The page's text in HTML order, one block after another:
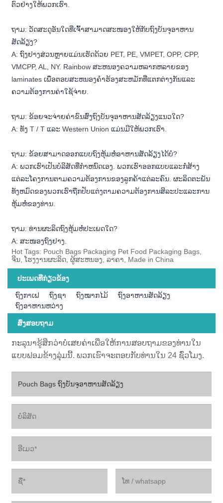
ຕົວຢ່າງໃຫ້ພວກເຮົາ.
ຖາມ: ວັດສະດຸອັນໃດທີ່ເຈົ້າສາມາດສະໜອງໃຫ້ກັບຖົງບັນຈຸອາຫານ
ສັດລ້ຽງ?
A: ຖົງຢາງສ່ວນຫຼາຍແມ່ນເຮັດດ້ວຍ PET, PE, VMPET, OPP, CPP,
VMCPP, AL, NY. Rainbow ສະຫນອງຄວາມຫລາກຫລາຍຂອງ
laminates ເພື່ອຕອບສະຫນອງຄໍາຮ້ອງສະຫມັກທີ່ແຕກຕ່າງກັນແລະ
ຄວາມຕ້ອງການຄ່າໃຊ້ຈ່າຍ.
ຖາມ: ຂ້ອຍຈະຈ່າຍຄ່າຂົນສົ່ງຖົງບັນຈຸອາຫານສັດລ້ຽງແນວໃດ?
A: ທັງ T / T ແລະ Western Union ແມ່ນມີໃຫ້ພວກເຮົາ.
ຖາມ: ຂ້ອຍສາມາດອອກແບບຖົງຫຸ້ມຫໍ່ອາຫານສັດລ້ຽງໄດ້ບໍ?
A: ພວກເຮົາເປັນບໍລິສັດທີ່ກໍາຫນົດເອງ. ພວກເຮົາອອກແບບແລະກໍ່ສ້າງ
ແຕ່ລະໂຄງການຕາມຄວາມຕ້ອງການຂອງລູກຄ້າແຕ່ລະຄົນ. ຜະລິດຕະພັນ
ທັງຫມົດຂອງພວກເຮົາຖືກປັບແຕ່ງຕາມຄວາມຕ້ອງການສິລະປະແລະການ
ຫຸ້ມຫໍ່ຂອງທ່ານ.
ຖາມ: ທ່ານຜະລິດຖົງຫຸ້ມຫໍ່ປະເພດໃດ?
A: ສະໜອງຖົງຢາງ.
Hot Tags: Pouch Bags Packaging Pet Food Packaging Bags,
ຈີນ, ໂຮງງານຜະລິດ, ຜູ້ສະຫນອງ, ລາຄາ, Made in China
ປະເພດທີ່ກ່ຽວຂ້ອງ
ຖົງກາເຟ ຖົງ​ຊາ ຖົງໝາກໄມ້
ຖົງອາຫານສັດລ້ຽງ
ຖົງອາຫານຫວ່າງ
ສົ່ງສອບຖາມ
ກະລຸນາຮູ້ສຶກວ່າບໍ່ເສຍຄ່າເພື່ອໃຫ້ການສອບຖາມຂອງທ່ານໃນ
ແບບຟອມຂ້າງລຸ່ມນີ້. ພວກເຮົາຈະຕອບກັບທ່ານໃນ 24 ຊົ່ວໂມງ.